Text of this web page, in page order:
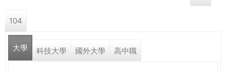
際．
e
h
104
大學 科技大學 國外大學 高中職